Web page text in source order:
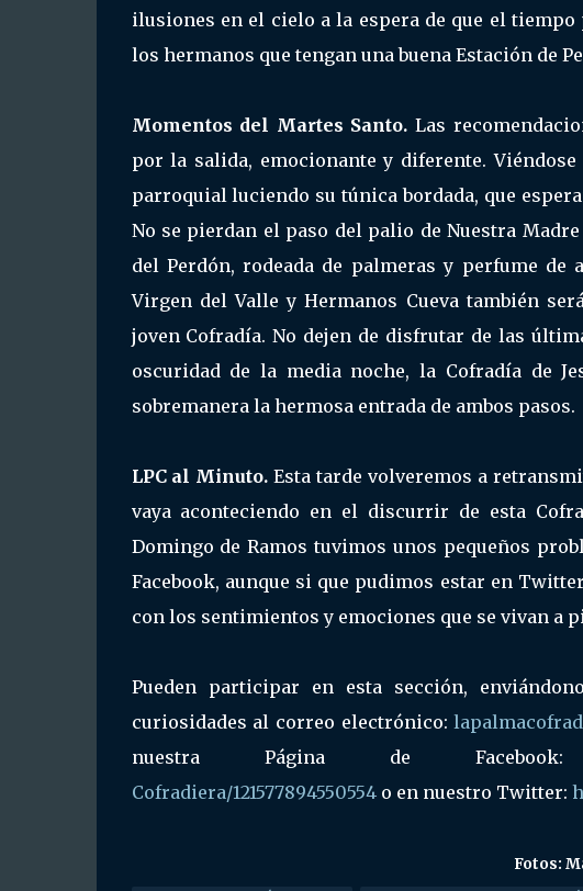
ilusiones en el cielo a la espera de que el
los hermanos que tengan una buena Estación de
Momentos del Martes Santo. Las
por la salida, emocionante y diferente.
parroquial luciendo su túnica bordada, que
No se pierdan el paso del palio de Nuestra
del Perdón, rodeada de palmeras y perfume de
Virgen del Valle y Hermanos Cueva también
joven Cofradía. No dejen de disfrutar de las
oscuridad de la media noche, la Cofradía de
sobremanera la hermosa entrada de ambos pasos.
LPC al Minuto.Esta tarde volveremos a
vaya aconteciendo en el discurrir de esta
Domingo de Ramos tuvimos unos pequeños
Facebook, aunque si que pudimos estar en
con los sentimientos y emociones que se vivan a
Pueden participar en esta sección,
curiosidades al correo electrónico:
nuestra Página de
Cofradiera/121577894550554o en nuestro Twitter:
Fotos: